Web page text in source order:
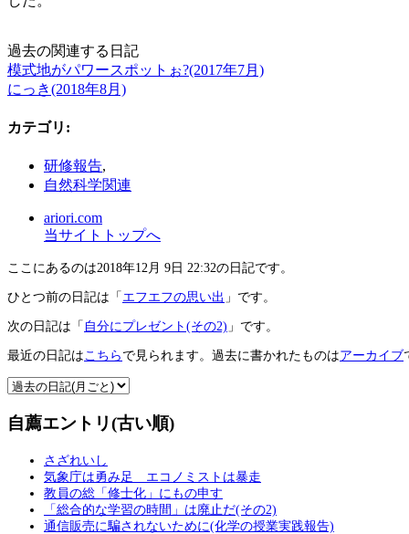
過去の関連する日記
模式地がパワースポットぉ?(2017年7月)
にっき(2018年8月)
カテゴリ :
研修報告,
自然科学関連
ariori.com
当サイトトップへ
ここにあるのは2018年12月 9日 22:32の日記です。
ひとつ前の日記は「 エフエフの思い出 」です。
次の日記は「 自分にプレゼント(その2) 」です。
最近の日記はこちら で見られます。過去に書かれたものはアーカイブ
自薦エントリ(古い順)
さざれいし
気象庁は勇み足 エコノミストは暴走
教員の総「修士化」にもの申す
「総合的な学習の時間」は廃止だ(その2)
通信販売に騙されないために(化学の授業実践報告)